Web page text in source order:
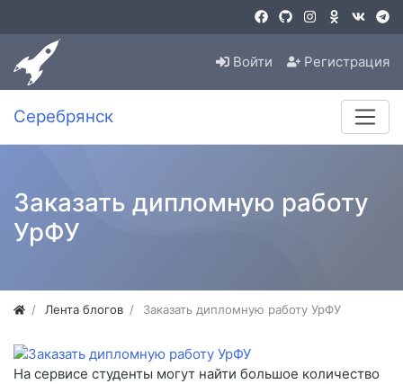
Войти Регистрация
Серебрянск
Заказать дипломную работу
УрФУ
Лента блогов Заказать дипломную работу УрФУ
На сервисе студенты могут найти большое количество